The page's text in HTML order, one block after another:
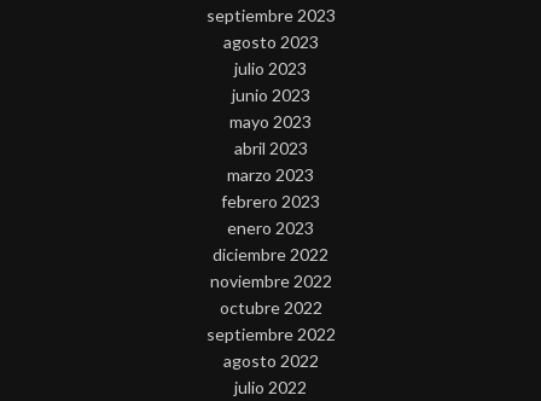
septiembre 2023
agosto 2023
julio 2023
junio 2023
mayo 2023
abril 2023
marzo 2023
febrero 2023
enero 2023
diciembre 2022
noviembre 2022
octubre 2022
septiembre 2022
agosto 2022
julio 2022